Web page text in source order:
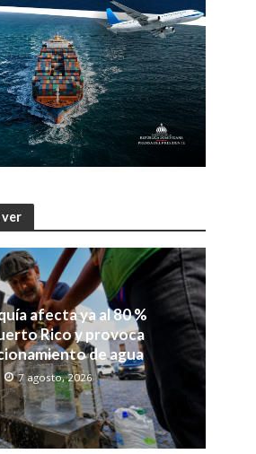
afecta ya al 80 %
Rico y provoca
de agua
7 agosto, 2026